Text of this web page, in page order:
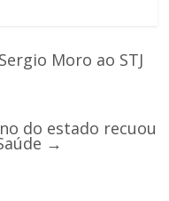
Moro ao STJ
do estado recuou
→